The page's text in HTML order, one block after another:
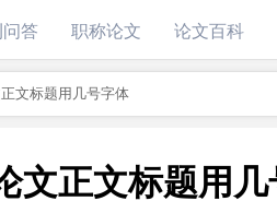
答 职称论文 论文百科
文标题用几号字体
文正文标题用